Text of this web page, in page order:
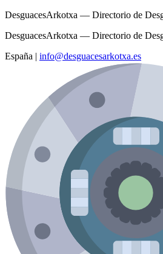
DesguacesArkotxa — Directorio de
DesguacesArkotxa — Directorio de
España | info@desguacesarkotxa.es